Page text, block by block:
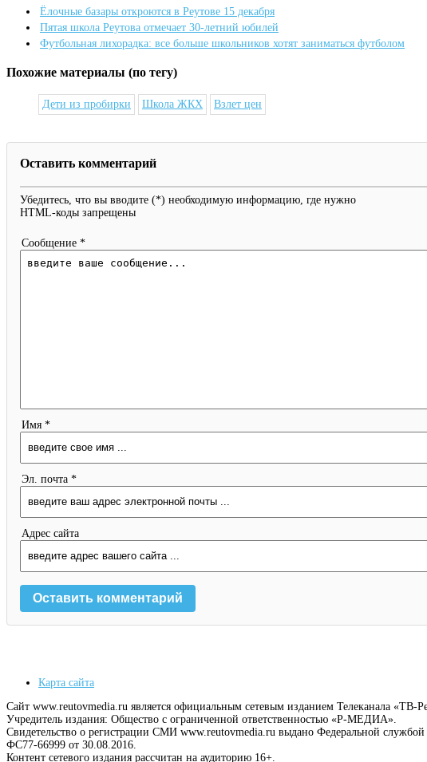
Ёлочные базары откроются в Реутове 15 декабря
Пятая школа Реутова отмечает 30-летний юбилей
Футбольная лихорадка: все больше школьников хотят заниматься футболом
Похожие материалы (по тегу)
Дети из пробирки Школа ЖКХ Взлет цен
Оставить комментарий
Убедитесь, что вы вводите (*) необходимую информацию, где нужно
HTML-коды запрещены
Сообщение *
Имя *
Эл. почта *
Адрес сайта
Карта сайта
Сайт www.reutovmedia.ru является официальным сетевым изданием Телеканала «ТВ-
Учредитель издания: Общество с ограниченной ответственностью «Р-МЕДИА».
Свидетельство о регистрации СМИ www.reutovmedia.ru выдано Федеральной
ФС77-66999 от 30.08.2016.
Контент сетевого издания рассчитан на аудиторию 16+.